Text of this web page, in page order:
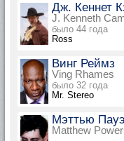
Дж. Кеннет
J. Kenneth
было 44 года
Ross
Винг Реймз
Ving Rhames
было 32 года
Mr. Stereo
Мэттью
Matthew